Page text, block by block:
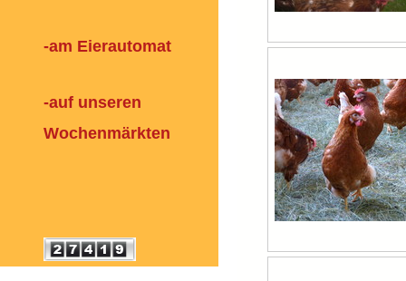
-am Eierautomat
-auf unseren
Wochenmärkten